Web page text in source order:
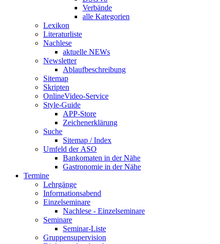
Verbände
alle Kategorien
Lexikon
Literaturliste
Nachlese
aktuelle NEWs
Newsletter
Ablaufbeschreibung
Sitemap
Skripten
OnlineVideo-Service
Style-Guide
APP-Store
Zeichenerklärung
Suche
Sitemap / Index
Umfeld der ASO
Bankomaten in der Nähe
Gastronomie in der Nähe
Termine
Lehrgänge
Informationsabend
Einzelseminare
Nachlese - Einzelseminare
Seminare
Seminar-Liste
Gruppensupervision